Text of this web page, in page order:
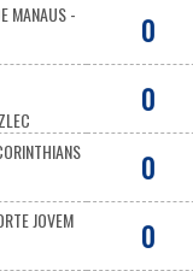
MANAUS -
0
0
0
JOVEM
0